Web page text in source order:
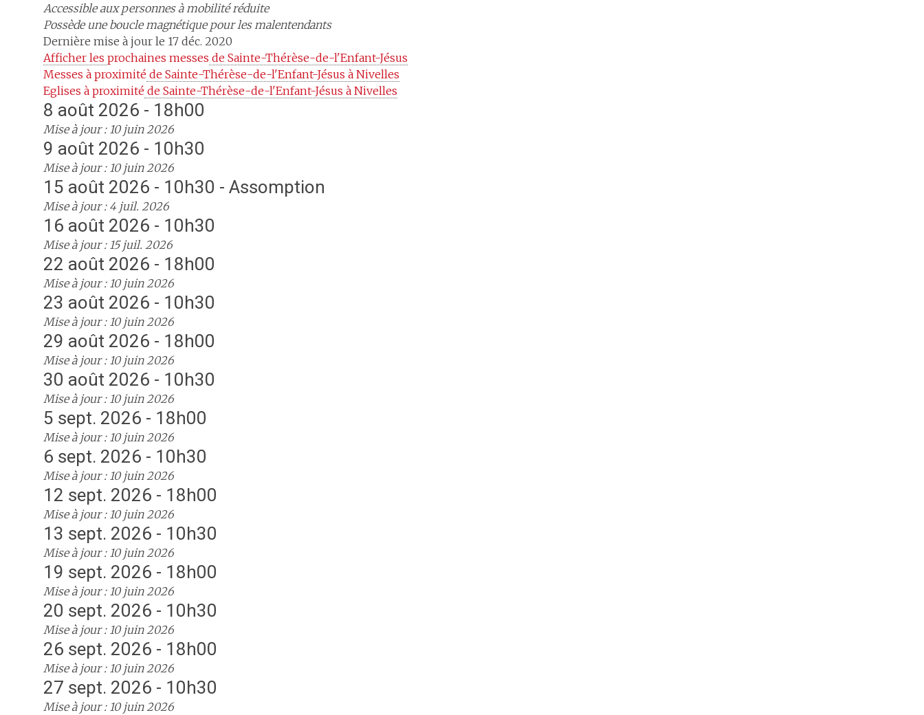
Accessible aux personnes à mobilité réduite
Possède une boucle magnétique pour les malentendants
Dernière mise à jour le 17 déc. 2020
Afficher les prochaines messes de Sainte-Thérèse-de-l'Enfant-Jésus
Messes à proximité de Sainte-Thérèse-de-l'Enfant-Jésus à Nivelles
Eglises à proximité de Sainte-Thérèse-de-l'Enfant-Jésus à Nivelles
8 août 2026 - 18h00
Mise à jour : 10 juin 2026
9 août 2026 - 10h30
Mise à jour : 10 juin 2026
15 août 2026 - 10h30 - Assomption
Mise à jour : 4 juil. 2026
16 août 2026 - 10h30
Mise à jour : 15 juil. 2026
22 août 2026 - 18h00
Mise à jour : 10 juin 2026
23 août 2026 - 10h30
Mise à jour : 10 juin 2026
29 août 2026 - 18h00
Mise à jour : 10 juin 2026
30 août 2026 - 10h30
Mise à jour : 10 juin 2026
5 sept. 2026 - 18h00
Mise à jour : 10 juin 2026
6 sept. 2026 - 10h30
Mise à jour : 10 juin 2026
12 sept. 2026 - 18h00
Mise à jour : 10 juin 2026
13 sept. 2026 - 10h30
Mise à jour : 10 juin 2026
19 sept. 2026 - 18h00
Mise à jour : 10 juin 2026
20 sept. 2026 - 10h30
Mise à jour : 10 juin 2026
26 sept. 2026 - 18h00
Mise à jour : 10 juin 2026
27 sept. 2026 - 10h30
Mise à jour : 10 juin 2026